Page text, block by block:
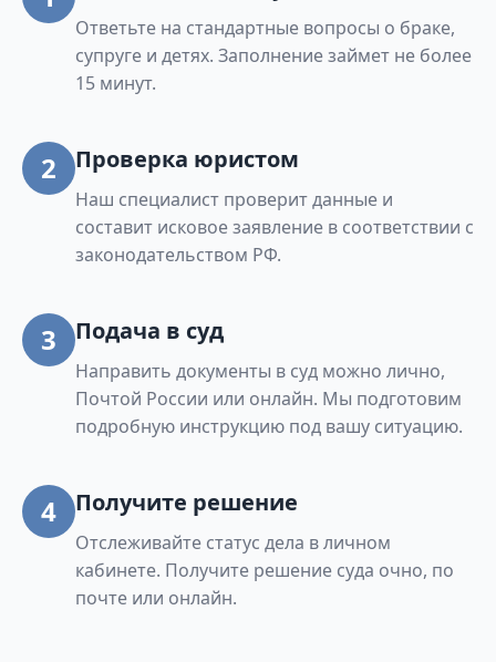
Ответьте на стандартные вопросы о браке,
супруге и детях. Заполнение займет не более
15 минут.
2 Проверка юристом
Наш специалист проверит данные и
составит исковое заявление в соответствии с
законодательством РФ.
3 Подача в суд
Направить документы в суд можно лично,
Почтой России или онлайн. Мы подготовим
подробную инструкцию под вашу ситуацию.
4 Получите решение
Отслеживайте статус дела в личном
кабинете. Получите решение суда очно, по
почте или онлайн.